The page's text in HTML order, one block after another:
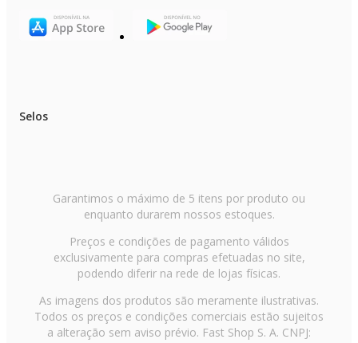
Selos
Garantimos o máximo de 5 itens por produto ou
enquanto durarem nossos estoques.
Preços e condições de pagamento válidos
exclusivamente para compras efetuadas no site,
podendo diferir na rede de lojas físicas.
As imagens dos produtos são meramente ilustrativas.
Todos os preços e condições comerciais estão sujeitos
a alteração sem aviso prévio. Fast Shop S. A. CNPJ: